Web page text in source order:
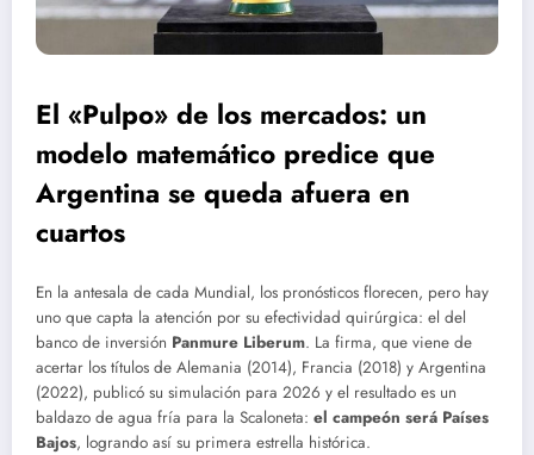
El «Pulpo» de los mercados: un
modelo matemático predice que
Argentina se queda afuera en
cuartos
En la antesala de cada Mundial, los pronósticos florecen, pero hay
uno que capta la atención por su efectividad quirúrgica: el del
banco de inversión Panmure Liberum. La firma, que viene de
acertar los títulos de Alemania (2014), Francia (2018) y Argentina
(2022), publicó su simulación para 2026 y el resultado es un
baldazo de agua fría para la Scaloneta: el campeón será Países
Bajos, logrando así su primera estrella histórica.